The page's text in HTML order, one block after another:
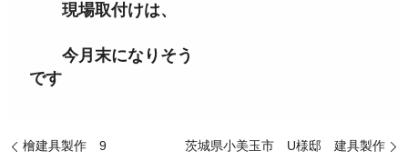
現場取付けは、
今月末になりそう
です
檜建具製作 9 茨城県小美玉市 U様邸 建具製作